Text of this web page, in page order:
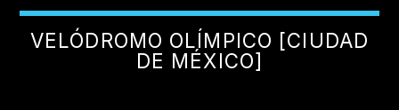
VELÓDROMO OLÍMPICO [CIUDAD
DE MÉXICO]